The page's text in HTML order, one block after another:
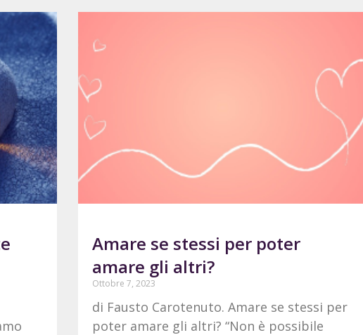
Amare se stessi per poter
amare gli altri?
Ottobre 7, 2023
di Fausto Carotenuto. Amare se stessi per
poter amare gli altri? “Non è possibile